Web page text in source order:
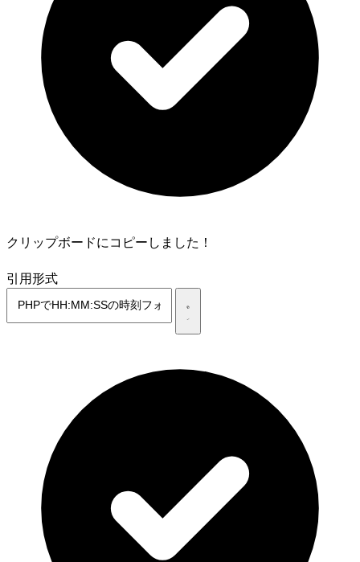
クリップボードにコピーしました！
引用形式